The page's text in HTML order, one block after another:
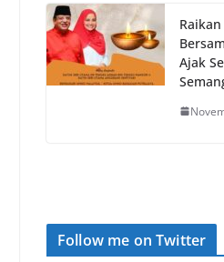
Ajak
Follow me on Twitter